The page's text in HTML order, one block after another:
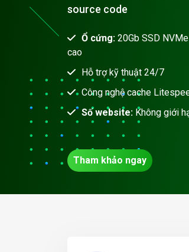
source code
Ổ cứng: 20Gb SSD
cao
Hỗ trợ kỹ thuật 24/7
Công nghệ cache
Số website: Không giới
Tham khảo ngay